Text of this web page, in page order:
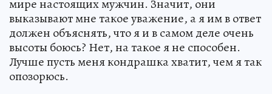
мире настоящих мужчин. Значит, они
выказывают мне такое уважение, а я им в ответ
должен объяснять, что я и в самом деле очень
высоты боюсь? Нет, на такое я не способен.
Лучше пусть меня кондрашка хватит, чем я так
опозорюсь.